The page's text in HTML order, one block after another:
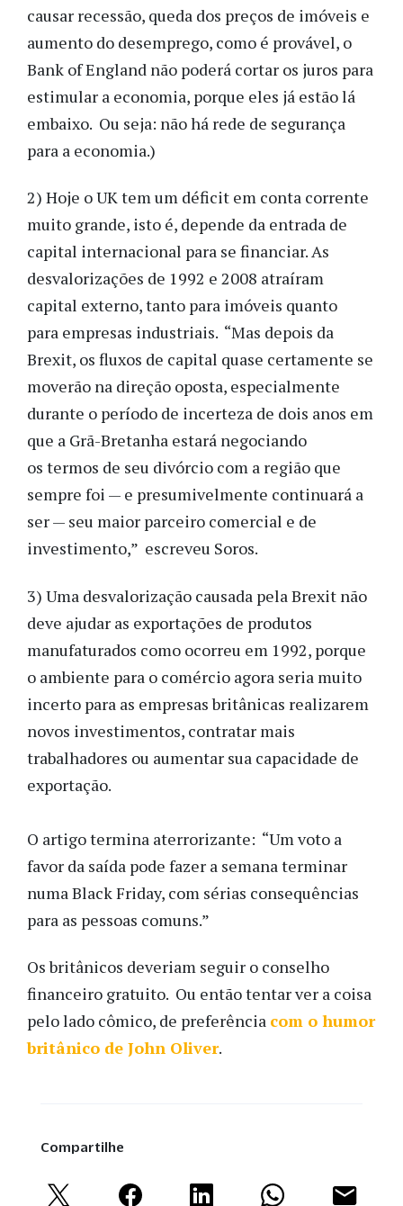
causar recessão, queda dos preços de imóveis e
aumento do desemprego, como é provável, o
Bank of England não poderá cortar os juros para
estimular a economia, porque eles já estão lá
embaixo. Ou seja: não há rede de segurança
para a economia.)
2) Hoje o UK tem um déficit em conta corrente
muito grande, isto é, depende da entrada de
capital internacional para se financiar. As
desvalorizações de 1992 e 2008 atraíram
capital externo, tanto para imóveis quanto
para empresas industriais. “Mas depois da
Brexit, os fluxos de capital quase certamente se
moverão na direção oposta, especialmente
durante o período de incerteza de dois anos em
que a Grã-Bretanha estará negociando
os termos de seu divórcio com a região que
sempre foi — e presumivelmente continuará a
ser — seu maior parceiro comercial e de
investimento,” escreveu Soros.
3) Uma desvalorização causada pela Brexit não
deve ajudar as exportações de produtos
manufaturados como ocorreu em 1992, porque
o ambiente para o comércio agora seria muito
incerto para as empresas britânicas realizarem
novos investimentos, contratar mais
trabalhadores ou aumentar sua capacidade de
exportação.
O artigo termina aterrorizante: “Um voto a
favor da saída pode fazer a semana terminar
numa Black Friday, com sérias consequências
para as pessoas comuns.”
Os britânicos deveriam seguir o conselho
financeiro gratuito. Ou então tentar ver a coisa
pelo lado cômico, de preferência com o humor
britânico de John Oliver.
Compartilhe